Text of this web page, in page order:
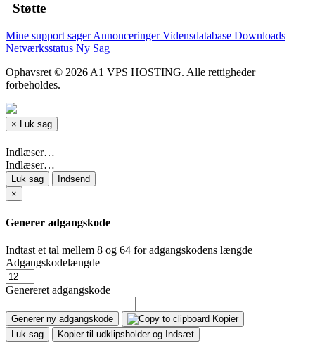
Støtte
Mine support sagerAnnonceringerVidensdatabase Downloads
Netværksstatus Ny Sag
Ophavsret © 2026 A1 VPS HOSTING. Alle rettigheder
forbeholdes.
× Luk sag
Indlæser…
Indlæser…
Luk sag
Indsend
×
Generer adgangskode
Indtast et tal mellem 8 og 64 for adgangskodens længde
Adgangskodelængde
Genereret adgangskode
Generer ny adgangskode
Kopier
Luk sag
Kopier til udklipsholder og Indsæt